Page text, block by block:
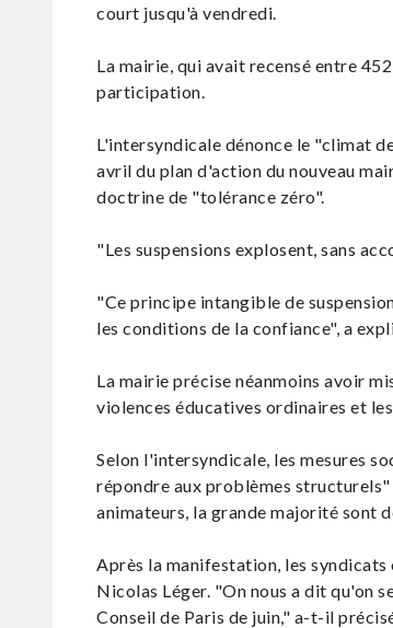
court jusqu'à vendredi.
La mairie, qui avait recensé entre
participation.
L'intersyndicale dénonce le "climat
avril du plan d'action du nouveau
doctrine de "tolérance zéro".
"Les suspensions explosent, sans
"Ce principe intangible de
les conditions de la confiance", a
La mairie précise néanmoins avoir
violences éducatives ordinaires et
Selon l'intersyndicale, les mesures
répondre aux problèmes
animateurs, la grande majorité sont
Après la manifestation, les syndicats
Nicolas Léger. "On nous a dit qu'on
Conseil de Paris de juin," a-t-il